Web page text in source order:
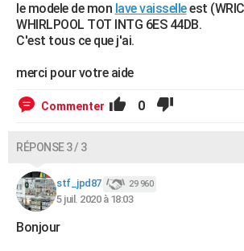
le modele de mon lave vaisselleest
WHIRLPOOL TOT INTG 6ES 44DB.
C'est tous ce que j'ai.
merci pour votre aide
Commenter 0
RÉPONSE 3 / 3
stf_jpd87 29 960
5 juil. 2020 à 18:03
Bonjour